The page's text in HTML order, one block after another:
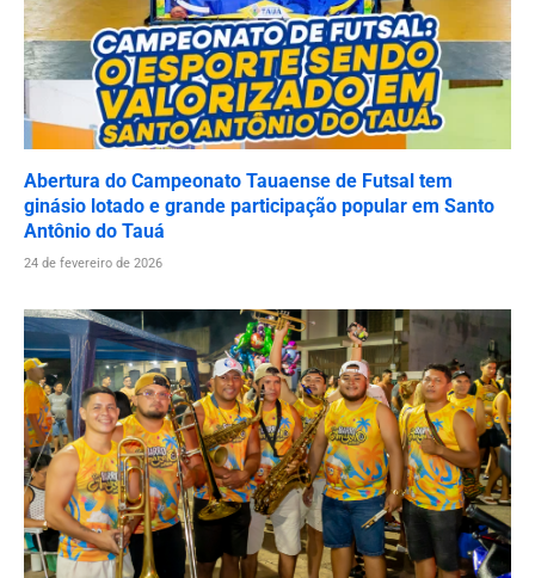
Abertura do Campeonato Tauaense de Futsal tem
ginásio lotado e grande participação popular em Santo
Antônio do Tauá
24 de fevereiro de 2026